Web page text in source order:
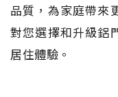
品質，為家庭帶來
對您選擇和升級鋁
居住體驗。